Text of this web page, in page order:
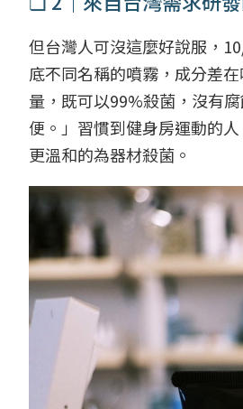
但台灣人可沒這麼好說服，
底不同名稱的噴霧，成分差
量，既可以99%殺菌，沒有
便。」習慣到健身房運動的
更溫和的為器材殺菌。